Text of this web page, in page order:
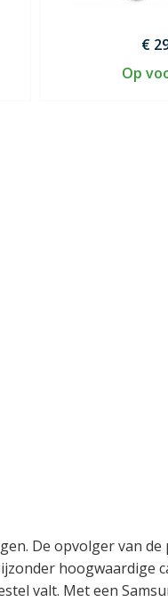
€
Op
De opvolger van
hoogwaardige
valt. Met een